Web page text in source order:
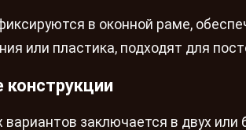
в оконной раме,
или пластика, подходят для
вариантов заключается в двух